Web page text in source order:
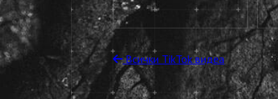
Всички TikTok видеа